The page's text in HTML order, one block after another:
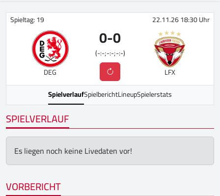
Spieltag: 19 22.11.26 18:30 Uhr
DEG
0-0
(-:-;-:-;-:-)
LFX
SpielverlaufSpielberichtLineupSpielerstats
SPIELVERLAUF
Es liegen noch keine Livedaten vor!
VORBERICHT